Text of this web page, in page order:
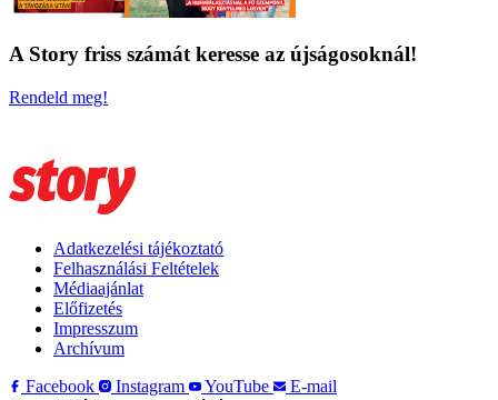
A Story friss számát keresse az újságosoknál!
Rendeld meg!
Adatkezelési tájékoztató
Felhasználási Feltételek
Médiaajánlat
Előfizetés
Impresszum
Archívum
Facebook
Instagram YouTube
E-mail